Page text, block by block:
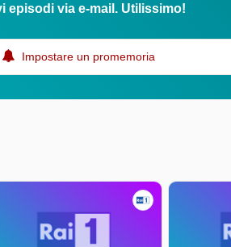
episodi via e-mail. Utilissimo!
Impostare un promemoria